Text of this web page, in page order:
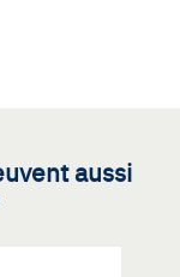
aussi